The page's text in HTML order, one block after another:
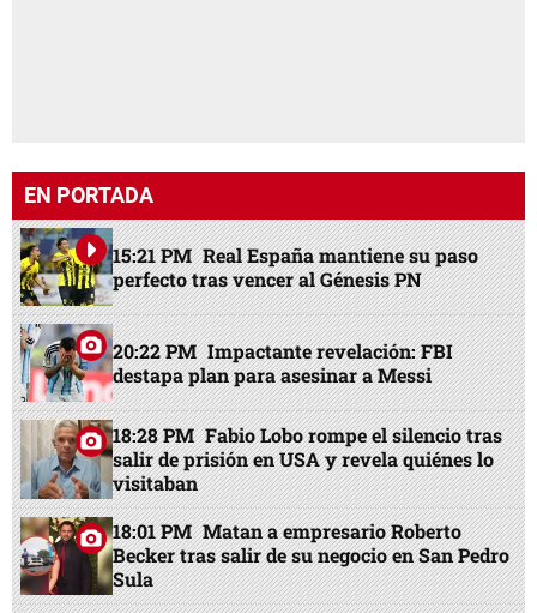
EN PORTADA
15:21 PM Real España mantiene su paso
perfecto tras vencer al Génesis PN
20:22 PM Impactante revelación: FBI
destapa plan para asesinar a Messi
18:28 PM Fabio Lobo rompe el silencio tras
salir de prisión en USA y revela quiénes lo
visitaban
18:01 PM Matan a empresario Roberto
Becker tras salir de su negocio en San Pedro
Sula